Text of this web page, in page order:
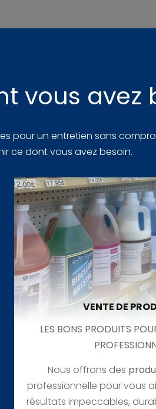
vous avez
pour un entretien sans
ce dont vous avez besoin.
VENTE DE
LES BONS PRODUITS
Nous offrons des
professionnelle pour vous
résultats impeccables,